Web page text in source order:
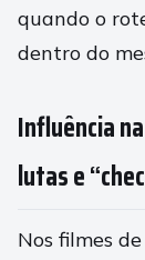
quando o
dentro do
Influência
lutas e
Nos filmes